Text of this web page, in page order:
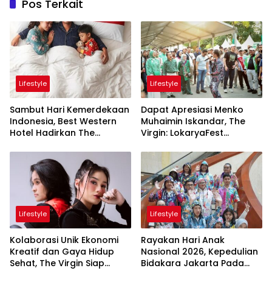
Pos Terkait
Lifestyle
Sambut Hari Kemerdekaan
Indonesia, Best Western
Hotel Hadirkan The
Hingga 45%
Lifestyle
Dapat Apresiasi Menko
Muhaimin Iskandar, The
Virgin: LokaryaFest
Pertemukan Kolaborasi
Lifestyle
Kolaborasi Unik Ekonomi
Kreatif dan Gaya Hidup
Sehat, The Virgin Siap
Lifestyle
Rayakan Hari Anak
Nasional 2026, Kepedulian
Bidakara Jakarta Pada